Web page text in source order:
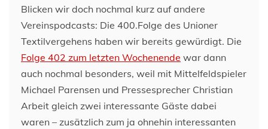
Blicken wir doch nochmal kurz auf andere
Vereinspodcasts: Die 400.Folge des Unioner
Textilvergehens haben wir bereits gewürdigt. Die
Folge 402 zum letzten Wochenende war dann
auch nochmal besonders, weil mit Mittelfeldspieler
Michael Parensen und Pressesprecher Christian
Arbeit gleich zwei interessante Gäste dabei
waren – zusätzlich zum ja ohnehin interessanten